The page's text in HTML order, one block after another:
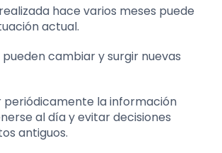
hace varios meses puede
actual.
cambiar y surgir nuevas
periódicamente la información
al día y evitar decisiones
antiguos.